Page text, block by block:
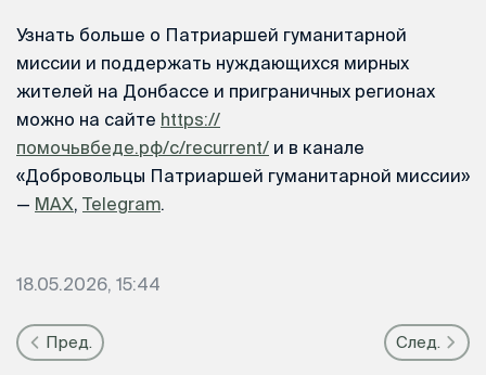
Узнать больше о Патриаршей гуманитарной
миссии и поддержать нуждающихся мирных
жителей на Донбассе и приграничных регионах
можно на сайте https://
помочьвбеде.рф/c/recurrent/ и в канале
«Добровольцы Патриаршей гуманитарной миссии»
— MAX Telegram
18.05.2026, 15:44
Пред. След.